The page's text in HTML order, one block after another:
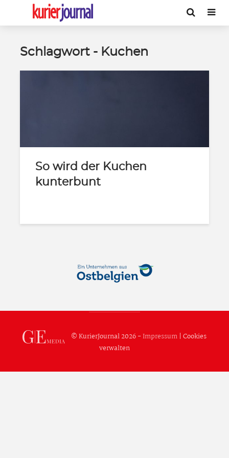
Schlagwort - Kuchen
So wird der Kuchen
kunterbunt
© KurierJournal 2026 -Impressum| Cookies
verwalten